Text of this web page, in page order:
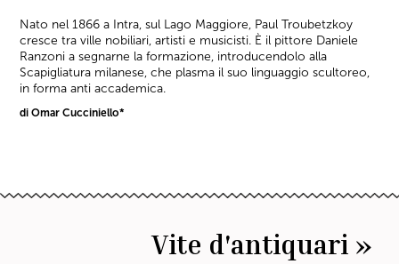
Nato nel 1866 a Intra, sul Lago Maggiore, Paul Troubetzkoy
cresce tra ville nobiliari, artisti e musicisti. È il pittore Daniele
Ranzoni a segnarne la formazione, introducendolo alla
Scapigliatura milanese, che plasma il suo linguaggio scultoreo,
in forma anti accademica.
di Omar Cucciniello*
Vite d'antiquari »